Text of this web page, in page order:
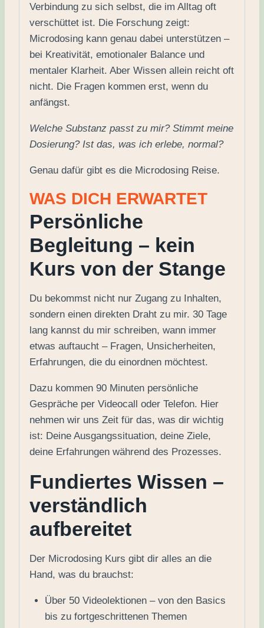
Verbindung zu sich selbst, die im Alltag oft
verschüttet ist. Die Forschung zeigt:
Microdosing kann genau dabei unterstützen –
bei Kreativität, emotionaler Balance und
mentaler Klarheit. Aber Wissen allein reicht oft
nicht. Die Fragen kommen erst, wenn du
anfängst.
Welche Substanz passt zu mir? Stimmt meine
Dosierung? Ist das, was ich erlebe, normal?
Genau dafür gibt es die Microdosing Reise.
WAS DICH ERWARTET
Persönliche
Begleitung – kein
Kurs von der Stange
Du bekommst nicht nur Zugang zu Inhalten,
sondern einen direkten Draht zu mir. 30 Tage
lang kannst du mir schreiben, wann immer
etwas auftaucht – Fragen, Unsicherheiten,
Erfahrungen, die du einordnen möchtest.
Dazu kommen 90 Minuten persönliche
Gespräche per Videocall oder Telefon. Hier
nehmen wir uns Zeit für das, was dir wichtig
ist: Deine Ausgangssituation, deine Ziele,
deine Erfahrungen während des Prozesses.
Fundiertes Wissen –
verständlich
aufbereitet
Der Microdosing Kurs gibt dir alles an die
Hand, was du brauchst:
Über 50 Videolektionen – von den Basics
bis zu fortgeschrittenen Themen